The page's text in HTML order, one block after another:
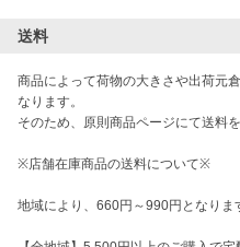
送料
商品によって荷物の大きさや出荷元
なります。
そのため、原則商品ページにて送料
※店舗在庫商品の送料について※
地域により、660円～990円となりま